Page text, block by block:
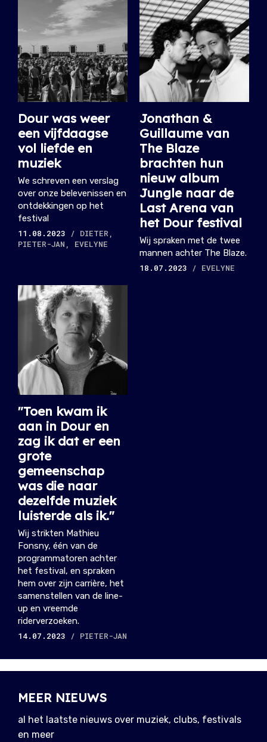
Dour was weer
een vijfdaagse
vol liefde en
muziek
We schreven een verslag
over onze belevenissen en
ontdekkingen op het
festival
11.08.2023
/ DIETER,
PIETER-JAN, EVELYNE
Jonathan &
Guillaume van
The Blaze
brachten hun
nieuw album
Jungle naar de
Last Arena van
het Dour festival
Wij spraken met de twee
mannen achter The Blaze.
18.07.2023
/ EVELYNE
"Toen kwam ik
aan in Dour en
zag ik dat er een
grote
gemeenschap
was die naar
dezelfde muziek
luisterde als ik."
Wij strikten Mathieu
Fonsny, één van de
programmatoren achter
het festival, en spraken
hem over zijn carrière, het
samenstellen van de line-
up en vreemde
riderverzoeken.
14.07.2023
/ PIETER-JAN
MEER NIEUWS
al het laatste nieuws over muziek, clubs, festivals
en meer